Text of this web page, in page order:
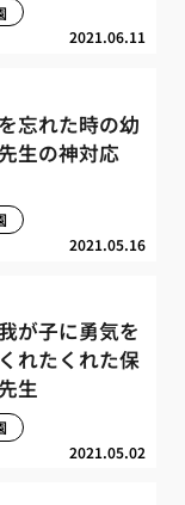
2021.06.11
忘れた時の幼
生の神対応
2021.05.16
が子に勇気を
れたくれた保
生
2021.05.02